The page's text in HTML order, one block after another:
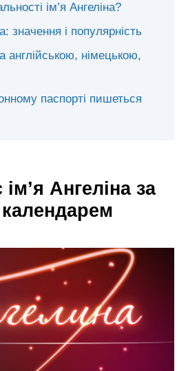
ім’я Ангеліна?
значення і популярність
англійською, німецькою,
паспорті пишеться
Ангеліна за